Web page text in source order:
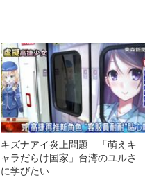
キズナアイ炎上問題 「萌えキ
ャラだらけ国家」台湾のユルさ
に学びたい